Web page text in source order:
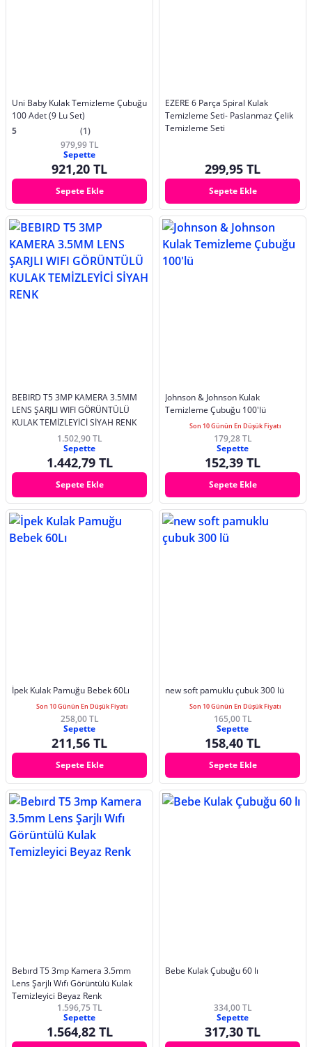
Uni Baby Kulak Temizleme Çubuğu
100 Adet (9 Lu Set)
5
(1)
979,99 TL
Sepette
921,20 TL
Sepete Ekle
EZERE 6 Parça Spiral Kulak
Temizleme Seti- Paslanmaz Çelik
Temizleme Seti
299,95 TL
Sepete Ekle
BEBIRD T5 3MP KAMERA 3.5MM
LENS ŞARJLI WIFI GÖRÜNTÜLÜ
KULAK TEMİZLEYİCİ SİYAH RENK
1.502,90 TL
Sepette
1.442,79 TL
Sepete Ekle
Johnson & Johnson Kulak
Temizleme Çubuğu 100'lü
Son 10 Günün En Düşük Fiyatı
179,28 TL
Sepette
152,39 TL
Sepete Ekle
İpek Kulak Pamuğu Bebek 60Lı
Son 10 Günün En Düşük Fiyatı
258,00 TL
Sepette
211,56 TL
Sepete Ekle
new soft pamuklu çubuk 300 lü
Son 10 Günün En Düşük Fiyatı
165,00 TL
Sepette
158,40 TL
Sepete Ekle
Bebırd T5 3mp Kamera 3.5mm
Lens Şarjlı Wıfı Görüntülü Kulak
Temizleyici Beyaz Renk
1.596,75 TL
Sepette
1.564,82 TL
Bebe Kulak Çubuğu 60 lı
334,00 TL
Sepette
317,30 TL